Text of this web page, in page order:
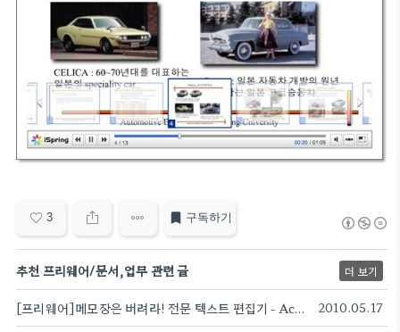
3 구독하기
추천 프리웨어/문서,업무 관련 글 더 보기
[프리웨어]메모장은 버려라! 전문 텍스트 편집기 - AcroEdit 2010.05.17